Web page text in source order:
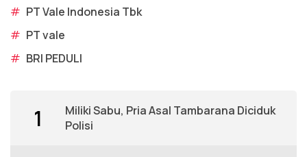
# PT Vale Indonesia Tbk
# PT vale
# BRI PEDULI
1
Miliki Sabu, Pria Asal Tambarana Diciduk
Polisi